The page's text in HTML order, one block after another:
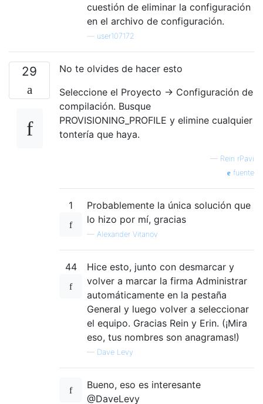
cuestión de eliminar la configuración
en el archivo de configuración.
user107172
29
No te olvides de hacer esto
Seleccione el Proyecto -> Configuración de
compilación. Busque
PROVISIONING_PROFILE y elimine cualquier
tontería que haya.
— Rein rPavi
fuente
1
Probablemente la única solución que
lo hizo por mí, gracias
— Alexander Vitanov
44
Hice esto, junto con desmarcar y
volver a marcar la firma Administrar
automáticamente en la pestaña
General y luego volver a seleccionar
el equipo. Gracias Rein y Erin. (¡Mira
eso, tus nombres son anagramas!)
— Dave Levy
Bueno, eso es interesante
@DaveLevy